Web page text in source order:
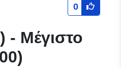
0
- Μέγιστο